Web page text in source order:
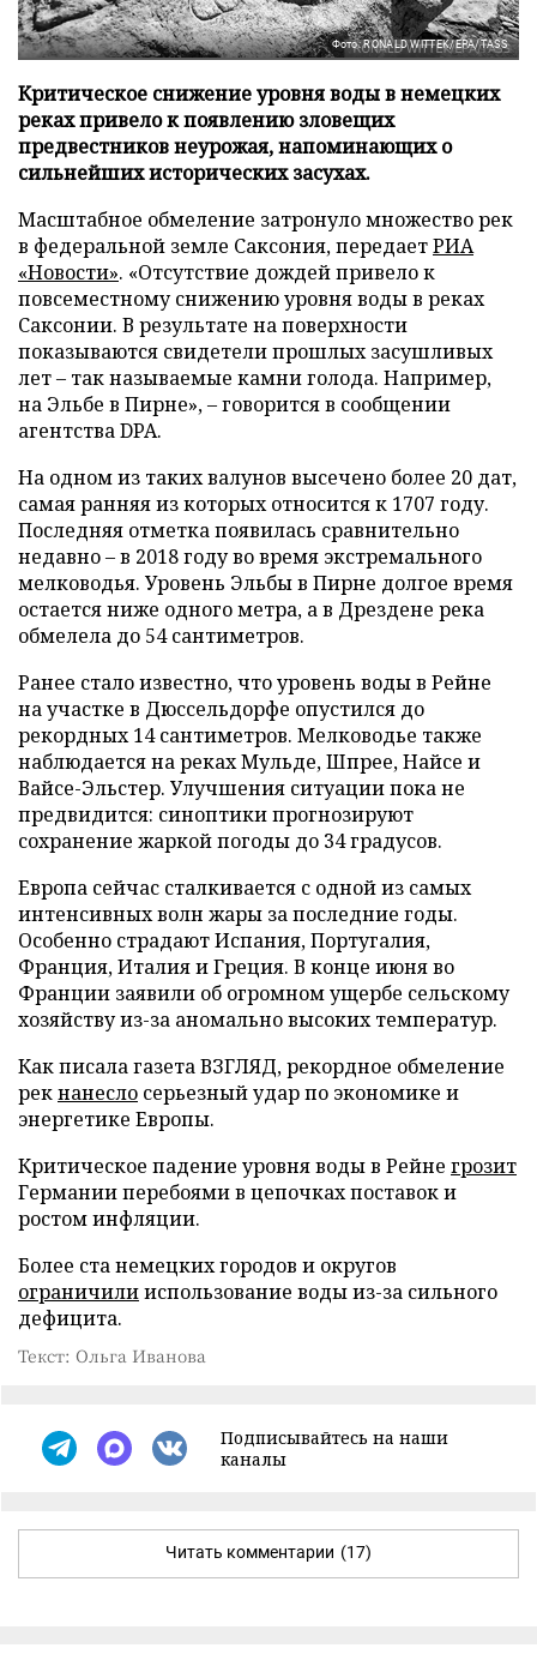
Фото: RONALD WITTEK/EPA/TASS
Критическое снижение уровня воды в немецких
реках привело к появлению зловещих
предвестников неурожая, напоминающих о
сильнейших исторических засухах.
Масштабное обмеление затронуло множество рек
в федеральной земле Саксония, передаетРИА
«Новости». «Отсутствие дождей привело к
повсеместному снижению уровня воды в реках
Саксонии. В результате на поверхности
показываются свидетели прошлых засушливых
лет – так называемые камни голода. Например,
на Эльбе в Пирне», – говорится в сообщении
агентства DPA.
На одном из таких валунов высечено более 20 дат,
самая ранняя из которых относится к 1707 году.
Последняя отметка появилась сравнительно
недавно – в 2018 году во время экстремального
мелководья. Уровень Эльбы в Пирне долгое время
остается ниже одного метра, а в Дрездене река
обмелела до 54 сантиметров.
Ранее стало известно, что уровень воды в Рейне
на участке в Дюссельдорфе опустился до
рекордных 14 сантиметров. Мелководье также
наблюдается на реках Мульде, Шпрее, Найсе и
Вайсе-Эльстер. Улучшения ситуации пока не
предвидится: синоптики прогнозируют
сохранение жаркой погоды до 34 градусов.
Европа сейчас сталкивается с одной из самых
интенсивных волн жары за последние годы.
Особенно страдают Испания, Португалия,
Франция, Италия и Греция. В конце июня во
Франции заявили об огромном ущербе сельскому
хозяйству из-за аномально высоких температур.
Как писала газета ВЗГЛЯД, рекордное обмеление
рекнанесло серьезный удар по экономике и
энергетике Европы.
Критическое падение уровня воды в Рейне грозит
Германии перебоями в цепочках поставок и
ростом инфляции.
Более ста немецких городов и округов
ограничилииспользование воды из-за сильного
дефицита.
Текст: Ольга Иванова
Подписывайтесь на наши
каналы
Читать комментарии (17)